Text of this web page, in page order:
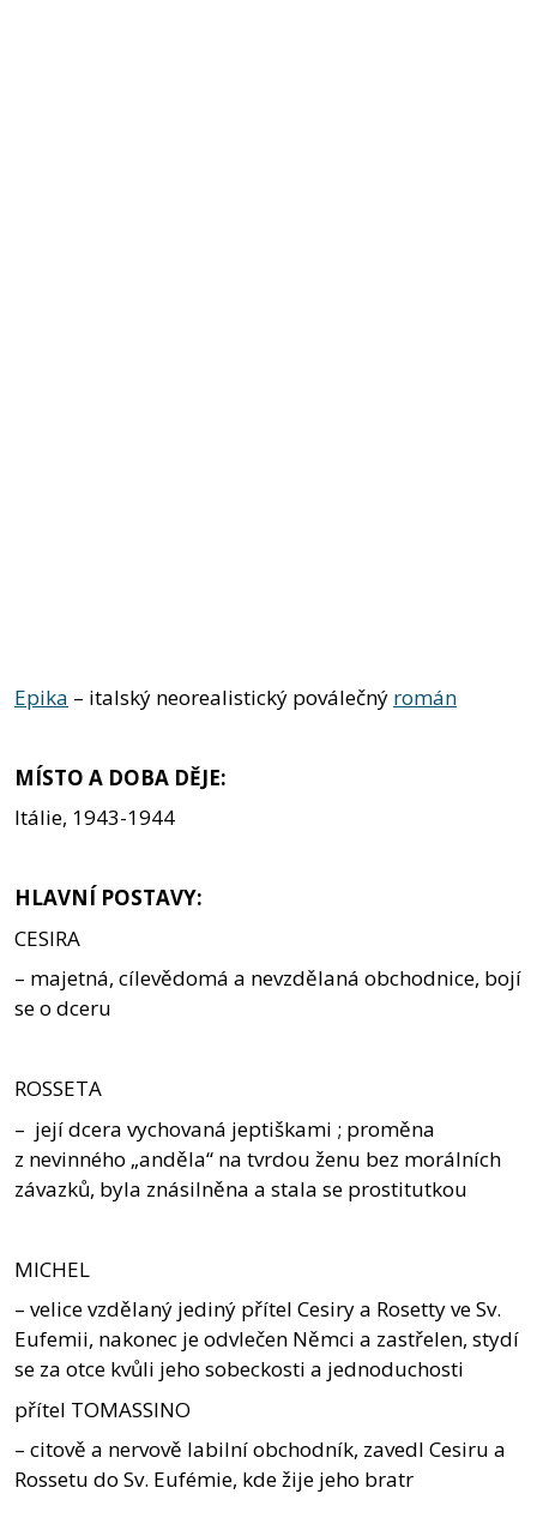
Epika – italský neorealistický poválečný román
MÍSTO A DOBA DĚJE:
Itálie, 1943-1944
HLAVNÍ POSTAVY:
CESIRA
– majetná, cílevědomá a nevzdělaná obchodnice, bojí
se o dceru
ROSSETA
– její dcera vychovaná jeptiškami ; proměna
z nevinného „anděla“ na tvrdou ženu bez morálních
závazků, byla znásilněna a stala se prostitutkou
MICHEL
– velice vzdělaný jediný přítel Cesiry a Rosetty ve Sv.
Eufemii, nakonec je odvlečen Němci a zastřelen, stydí
se za otce kvůli jeho sobeckosti a jednoduchosti
přítel TOMASSINO
– citově a nervově labilní obchodník, zavedl Cesiru a
Rossetu do Sv. Eufémie, kde žije jeho bratr